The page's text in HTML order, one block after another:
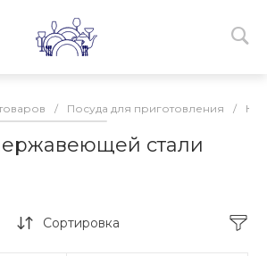
/ Посуда для приготовления /
стали
Сортировка